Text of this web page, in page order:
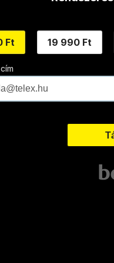
Ft 19 990 Ft